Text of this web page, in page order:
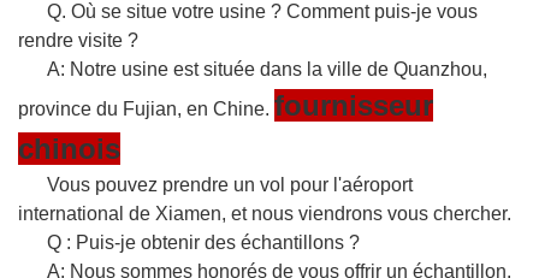
Q. Où se situe votre usine ? Comment puis-je vous
rendre visite ?
A: Notre usine est située dans la ville de Quanzhou,
province du Fujian, en Chine. fournisseur
chinois
Vous pouvez prendre un vol pour l'aéroport
international de Xiamen, et nous viendrons vous chercher.
Q : Puis-je obtenir des échantillons ?
A: Nous sommes honorés de vous offrir un échantillon.